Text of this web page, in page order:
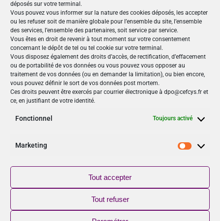
déposés sur votre terminal.
Vous pouvez vous informer sur la nature des cookies déposés, les accepter
ou les refuser soit de manière globale pour l’ensemble du site, l’ensemble
des services, l’ensemble des partenaires, soit service par service.
Vous êtes en droit de revenir à tout moment sur votre consentement
concernant le dépôt de tel ou tel cookie sur votre terminal.
Vous disposez également des droits d’accès, de rectification, d’effacement
ou de portabilité de vos données ou vous pouvez vous opposer au
traitement de vos données (ou en demander la limitation), ou bien encore,
vous pouvez définir le sort de vos données post mortem.
Ces droits peuvent être exercés par courrier électronique à dpo@cefcys.fr et
ce, en justifiant de votre identité.
Fonctionnel Toujours activé
Marketing
Tout accepter
Tout refuser
En ligne
Nos Publications
Articles (69)
Le Cefcys et son engagement (4)
Le Cyber Women Day (10)
Les femmes dans la cyber (19)
Les publications du Cefcys (7)
Sensibilisation (1)
NOUVEAU